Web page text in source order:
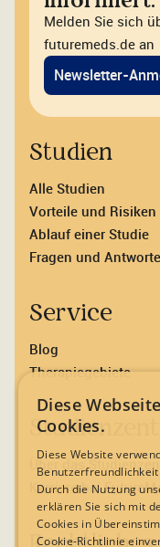
Melden Sie sich
futuremeds.de an
Newsletter-
Studien
Alle Studien
Vorteile und Risiken
Ablauf einer Studie
Fragen und
Service
Blog
Therapiegebiete
Über das
Karriere bei
Diese
Cookies.
Diese Website
Durch die Nutzung
erklären Sie sich mit
Cookies in
Cookie-Richtlinie